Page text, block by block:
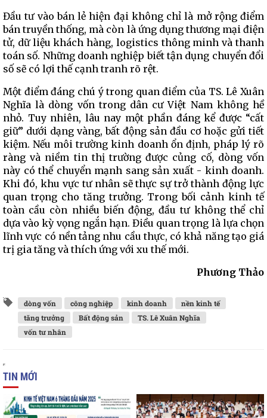
Đầu tư vào bán lẻ hiện đại không chỉ là mở rộng điểm
bán truyền thống, mà còn là ứng dụng thương mại điện
tử, dữ liệu khách hàng, logistics thông minh và thanh
toán số. Những doanh nghiệp biết tận dụng chuyển đổi
số sẽ có lợi thế cạnh tranh rõ rệt.
Một điểm đáng chú ý trong quan điểm của TS. Lê Xuân
Nghĩa là dòng vốn trong dân cư Việt Nam không hề
nhỏ. Tuy nhiên, lâu nay một phần đáng kể được “cất
giữ” dưới dạng vàng, bất động sản đầu cơ hoặc gửi tiết
kiệm. Nếu môi trường kinh doanh ổn định, pháp lý rõ
ràng và niềm tin thị trường được củng cố, dòng vốn
này có thể chuyển mạnh sang sản xuất - kinh doanh.
Khi đó, khu vực tư nhân sẽ thực sự trở thành động lực
quan trọng cho tăng trưởng. Trong bối cảnh kinh tế
toàn cầu còn nhiều biến động, đầu tư không thể chỉ
dựa vào kỳ vọng ngắn hạn. Điều quan trọng là lựa chọn
lĩnh vực có nền tảng nhu cầu thực, có khả năng tạo giá
trị gia tăng và thích ứng với xu thế mới.
Phương Thảo
dòng vốn công nghiệp kinh doanh
nền kinh tế
tăng trưởng
Bất động sản
TS. Lê Xuân Nghĩa
vốn tư nhân
TIN MỚI